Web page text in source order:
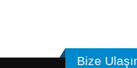
Bize